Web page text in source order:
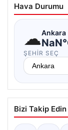
Hava Durumu
☁Ankara
ŞEHIR SEÇ
Bizi Takip Edin